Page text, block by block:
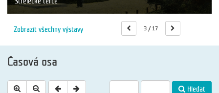
Zobrazit všechny výstavy 3 / 17
Časová osa
Hledat